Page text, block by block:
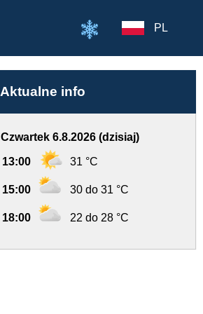
PL
Aktualne info
Czwartek 6.8.2026 (dzisiaj)
13:00 31 °C
15:00 30 do 31 °C
18:00 22 do 28 °C